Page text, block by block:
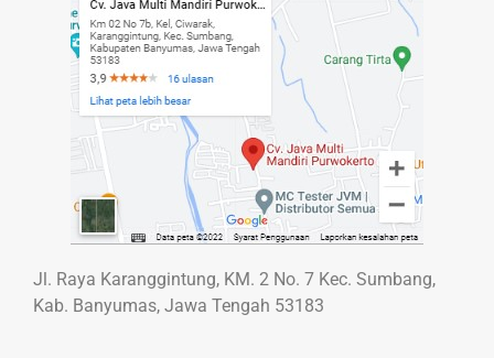
Jl. Raya Karanggintung, KM. 2 No. 7 Kec. Sumbang,
Kab. Banyumas, Jawa Tengah 53183